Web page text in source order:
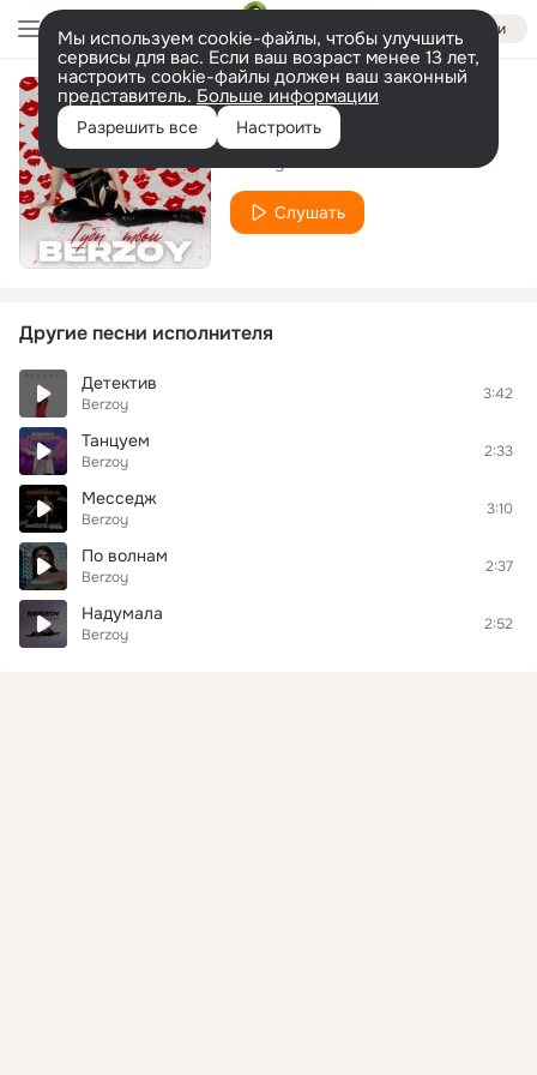
Войти
Мы используем cookie-файлы, чтобы улучшить
сервисы для вас. Если ваш возраст менее 13 лет,
настроить cookie-файлы должен ваш законный
представитель. Больше информации
Разрешить все Настроить
Губы твои
Слушать
Другие песни исполнителя
Детектив
Berzoy
3:42
Танцуем
Berzoy
2:33
Месседж
Berzoy
3:10
По волнам
Berzoy
2:37
Надумала
Berzoy
2:52